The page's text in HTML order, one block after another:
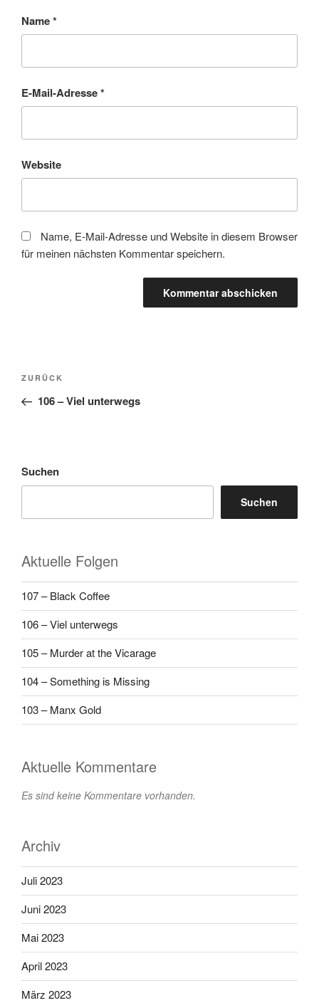
Name*
E-Mail-Adresse*
Website
Name, E-Mail-Adresse und Website in diesem Browser
für meinen nächsten Kommentar speichern.
Beitragsnavigation
Vorheriger
Beitrag
ZURÜCK
106 – Viel unterwegs
Suchen
Suchen
Aktuelle Folgen
107 – Black Coffee
106 – Viel unterwegs
105 – Murder at the Vicarage
104 – Something is Missing
103 – Manx Gold
Aktuelle Kommentare
Es sind keine Kommentare vorhanden.
Archiv
Juli 2023
Juni 2023
Mai 2023
April 2023
März 2023